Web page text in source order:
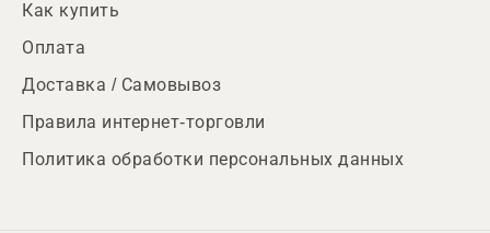
Как купить
Оплата
Доставка / Самовывоз
Правила интернет-торговли
Политика обработки персональных данных